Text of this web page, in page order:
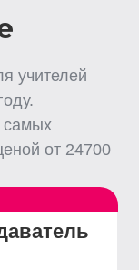
учителей
самых
от 24700